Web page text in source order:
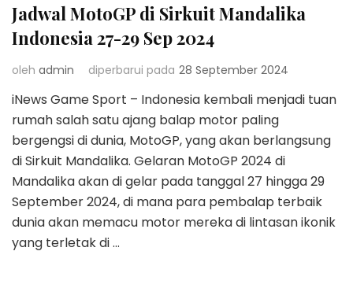
Jadwal MotoGP di Sirkuit Mandalika
Indonesia 27-29 Sep 2024
oleh admin diperbarui pada 28 September 2024
iNews Game Sport – Indonesia kembali menjadi tuan
rumah salah satu ajang balap motor paling
bergengsi di dunia, MotoGP, yang akan berlangsung
di Sirkuit Mandalika. Gelaran MotoGP 2024 di
Mandalika akan di gelar pada tanggal 27 hingga 29
September 2024, di mana para pembalap terbaik
dunia akan memacu motor mereka di lintasan ikonik
yang terletak di …